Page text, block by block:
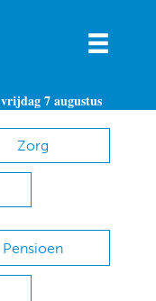
vrijdag 7 augustus
Zorg
Pensioen